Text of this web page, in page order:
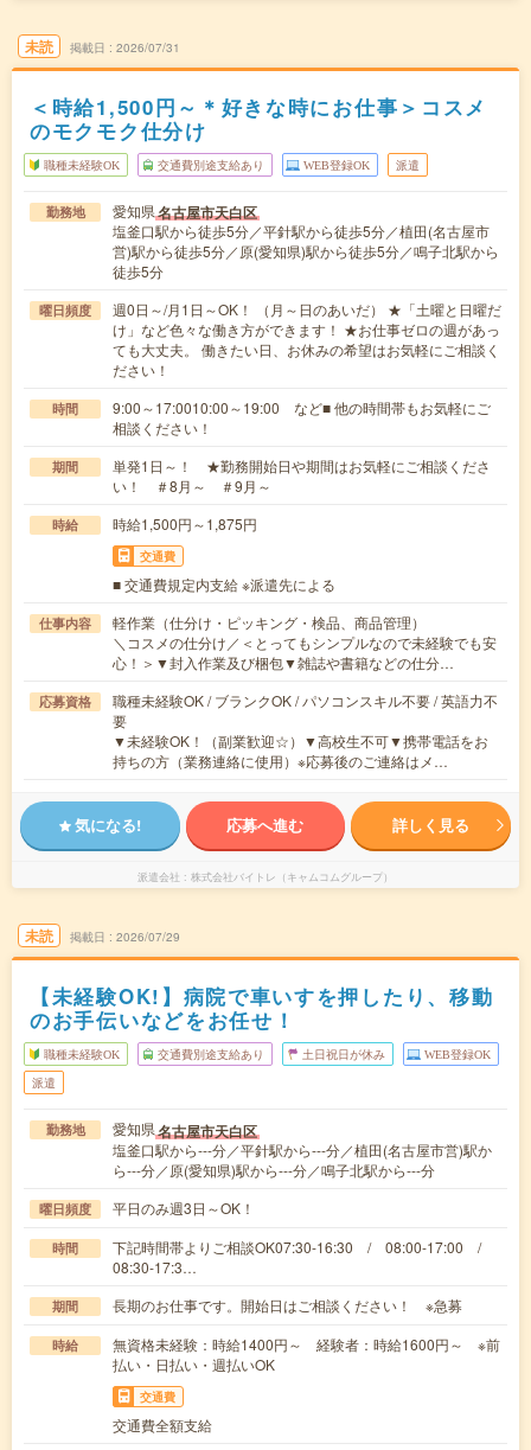
未読 掲載日 2026/07/31
＜時給1,500円～＊好きな時にお仕事＞コスメ
のモクモク仕分け
職種未経験OK 交通費別途支給あり WEB登録OK 派遣
勤務地 愛知県名古屋市天白区
塩釜口駅から徒歩5分／平針駅から徒歩5分／植田(名古屋市
営)駅から徒歩5分／原(愛知県)駅から徒歩5分／鳴子北駅から
徒歩5分
曜日頻度
週0日～/月1日～OK！ （月～日のあいだ） ★「土曜と日曜だ
け」など色々な働き方ができます！ ★お仕事ゼロの週があっ
ても大丈夫。 働きたい日、お休みの希望はお気軽にご相談く
ださい！
時間
9:00～17:0010:00～19:00 など■ 他の時間帯もお気軽にご
相談ください！
期間
単発1日～！ ★勤務開始日や期間はお気軽にご相談くださ
い！ ＃8月～ ＃9月～
時給 時給1,500円～1,875円
交通費
■ 交通費規定内支給 ※派遣先による
仕事内容
軽作業（仕分け・ピッキング・検品、商品管理）
＼コスメの仕分け／＜とってもシンプルなので未経験でも安
心！＞▼封入作業及び梱包▼雑誌や書籍などの仕分…
応募資格
職種未経験OK / ブランクOK / パソコンスキル不要 / 英語力不
要
▼未経験OK！（副業歓迎☆）▼高校生不可▼携帯電話をお
持ちの方（業務連絡に使用）※応募後のご連絡はメ…
気になる! 応募へ進む 詳しく見る
派遣会社 株式会社バイトレ（キャムコムグループ）
未読 掲載日 2026/07/29
【未経験OK!】病院で車いすを押したり、移動
のお手伝いなどをお任せ！
職種未経験OK 交通費別途支給あり 土日祝日が休み WEB登録OK
派遣
勤務地 愛知県名古屋市天白区
塩釜口駅から---分／平針駅から---分／植田(名古屋市営)駅か
ら---分／原(愛知県)駅から---分／鳴子北駅から---分
曜日頻度 平日のみ週3日～OK！
時間
下記時間帯よりご相談OK07:30-16:30 / 08:00-17:00 /
08:30-17:3…
期間 長期のお仕事です。開始日はご相談ください！ ※急募
時給
無資格未経験：時給1400円～ 経験者：時給1600円～ ※前
払い・日払い・週払いOK
交通費
交通費全額支給